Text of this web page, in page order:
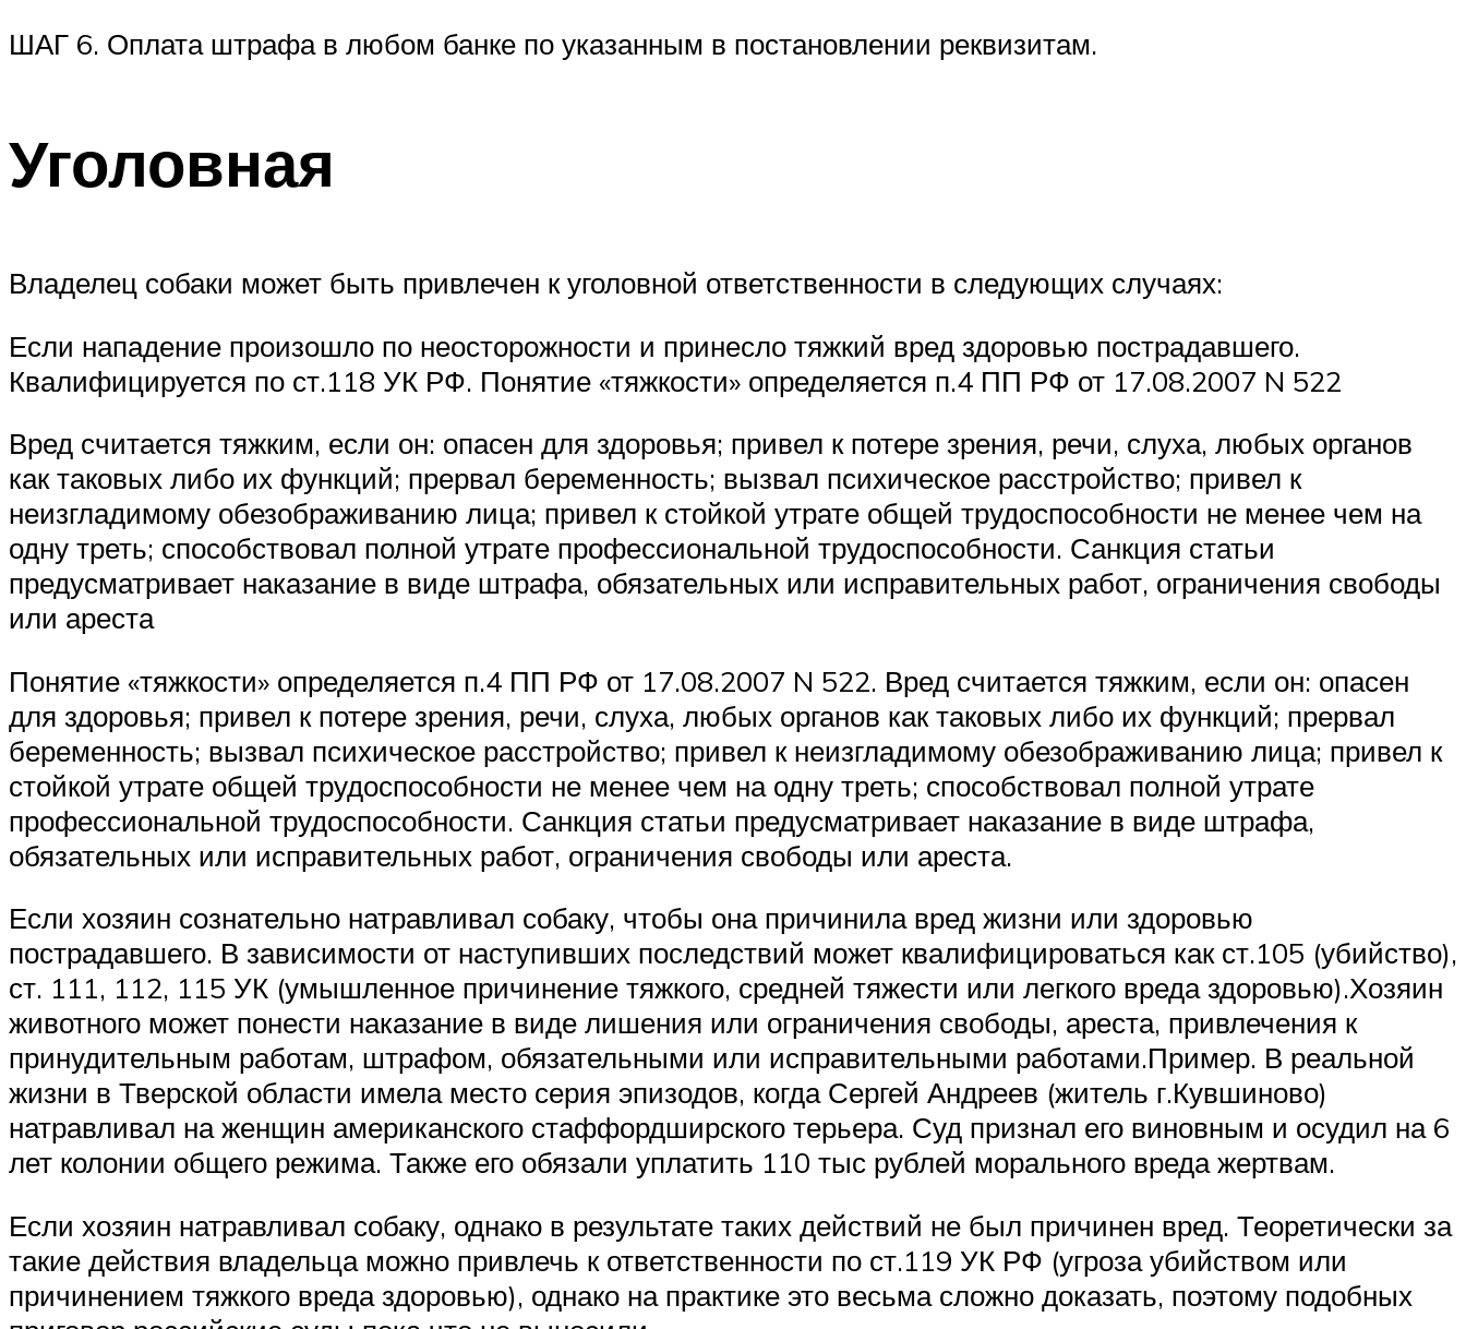
ШАГ 6. Оплата штрафа в любом банке по указанным в постановлении реквизитам.
Уголовная
Владелец собаки может быть привлечен к уголовной ответственности в следующих случаях:
Если нападение произошло по неосторожности и принесло тяжкий вред здоровью пострадавшего.
Квалифицируется по ст.118 УК РФ. Понятие «тяжкости» определяется п.4 ПП РФ от 17.08.2007 N 522
Вред считается тяжким, если он: опасен для здоровья; привел к потере зрения, речи, слуха, любых органов
как таковых либо их функций; прервал беременность; вызвал психическое расстройство; привел к
неизгладимому обезображиванию лица; привел к стойкой утрате общей трудоспособности не менее чем на
одну треть; способствовал полной утрате профессиональной трудоспособности. Санкция статьи
предусматривает наказание в виде штрафа, обязательных или исправительных работ, ограничения свободы
или ареста
Понятие «тяжкости» определяется п.4 ПП РФ от 17.08.2007 N 522. Вред считается тяжким, если он: опасен
для здоровья; привел к потере зрения, речи, слуха, любых органов как таковых либо их функций; прервал
беременность; вызвал психическое расстройство; привел к неизгладимому обезображиванию лица; привел к
стойкой утрате общей трудоспособности не менее чем на одну треть; способствовал полной утрате
профессиональной трудоспособности. Санкция статьи предусматривает наказание в виде штрафа,
обязательных или исправительных работ, ограничения свободы или ареста.
Если хозяин сознательно натравливал собаку, чтобы она причинила вред жизни или здоровью
пострадавшего. В зависимости от наступивших последствий может квалифицироваться как ст.105 (убийство),
ст. 111, 112, 115 УК (умышленное причинение тяжкого, средней тяжести или легкого вреда здоровью).Хозяин
животного может понести наказание в виде лишения или ограничения свободы, ареста, привлечения к
принудительным работам, штрафом, обязательными или исправительными работами.Пример. В реальной
жизни в Тверской области имела место серия эпизодов, когда Сергей Андреев (житель г.Кувшиново)
натравливал на женщин американского стаффордширского терьера. Суд признал его виновным и осудил на 6
лет колонии общего режима. Также его обязали уплатить 110 тыс рублей морального вреда жертвам.
Если хозяин натравливал собаку, однако в результате таких действий не был причинен вред. Теоретически за
такие действия владельца можно привлечь к ответственности по ст.119 УК РФ (угроза убийством или
причинением тяжкого вреда здоровью), однако на практике это весьма сложно доказать, поэтому подобных